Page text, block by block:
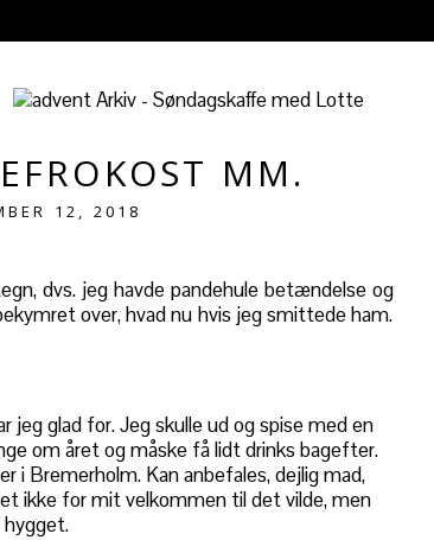
MM.
12, 2018
dvs. jeg havde pandehule betændelse og
over, hvad nu hvis jeg smittede ham.
jeg glad for. Jeg skulle ud og spise med en
om året og måske få lidt drinks bagefter.
i Bremerholm. Kan anbefales, dejlig mad,
ikke for mit velkommen til det vilde, men